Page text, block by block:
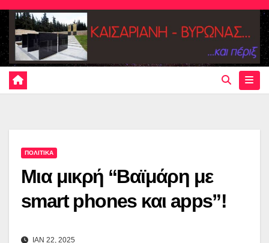
Skip
content
ΠΟΛΙΤΙΚΑ
Μια μικρή “Βαϊμάρη με
smart phones και apps”!
ΙΑΝ 22, 2025